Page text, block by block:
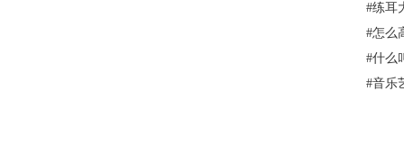
#练耳
#怎么
#什么
#音乐